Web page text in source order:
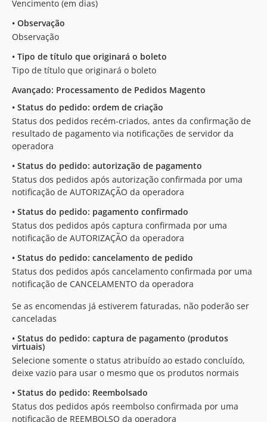
Vencimento (em dias)
• Observação
Observação
• Tipo de título que originará o boleto
Tipo de título que originará o boleto
Avançado: Processamento de Pedidos Magento
• Status do pedido: ordem de criação
Status dos pedidos recém-criados, antes da confirmação de
resultado de pagamento via notificações de servidor da
operadora
• Status do pedido: autorização de pagamento
Status dos pedidos após autorização confirmada por uma
notificação de AUTORIZAÇÃO da operadora
• Status do pedido: pagamento confirmado
Status dos pedidos após captura confirmada por uma
notificação de AUTORIZAÇÃO da operadora
• Status do pedido: cancelamento de pedido
Status dos pedidos após cancelamento confirmada por uma
notificação de CANCELAMENTO da operadora
Se as encomendas já estiverem faturadas, não poderão ser
canceladas
• Status do pedido: captura de pagamento (produtos
virtuais)
Selecione somente o status atribuído ao estado concluído,
deixe vazio para usar o mesmo que os produtos normais
• Status do pedido: Reembolsado
Status dos pedidos após reembolso confirmada por uma
notificação de REEMBOLSO da operadora